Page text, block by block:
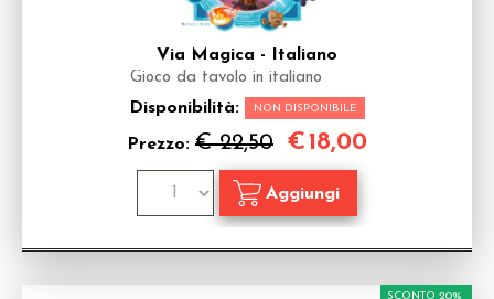
Via Magica - Italiano
Gioco da tavolo in italiano
Disponibilità: NON DISPONIBILE
Prezzo: € 22,50 €18,00
SCONTO 20%